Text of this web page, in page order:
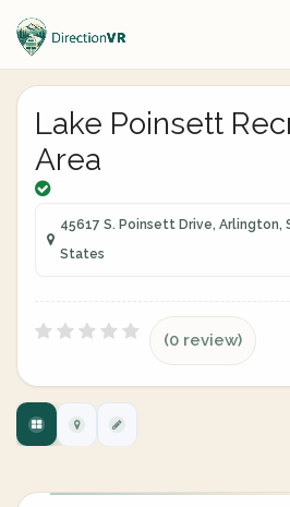
Lake Poinsett
Area
45617 S. Poinsett Drive, Arlington,
States
(0 review)